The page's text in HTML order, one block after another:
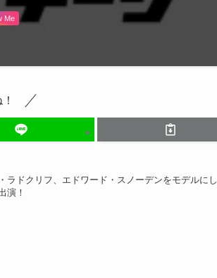
Me
ラドクリフ、エドワード・スノーデンをモデルにし
演！